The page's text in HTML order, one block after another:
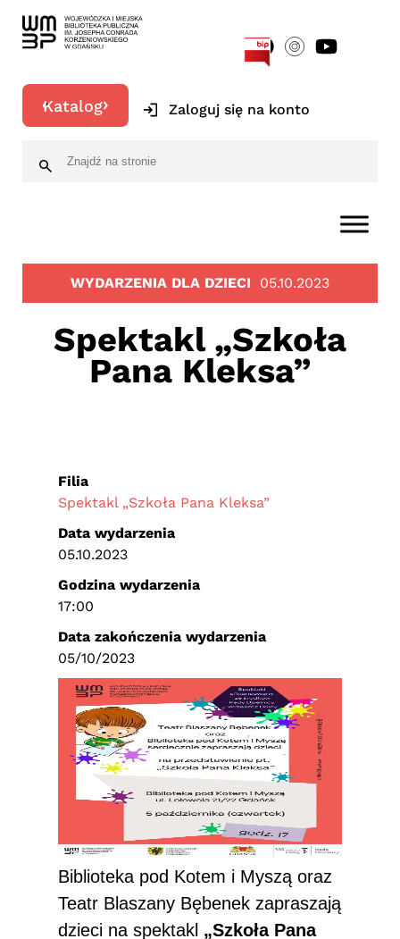
Katalog Zaloguj się na konto
WYDARZENIA DLA DZIECI 05.10.2023
Spektakl „Szkoła
Pana Kleksa”
Biblioteka pod Kotem i Myszą oraz
Teatr Blaszany Bębenek zapraszają
dzieci na spektakl „Szkoła Pana
Filia
Spektakl „Szkoła Pana Kleksa”
Data wydarzenia
05.10.2023
Godzina wydarzenia
17:00
Data zakończenia wydarzenia
05/10/2023